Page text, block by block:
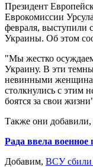
Президент
Еврокомиссии
февраля, выступили
Украины. Об этом
"Мы жестко
Украину. В эти
невинными
столкнулись с этим
боятся за свои
Также они добавили,
Рада ввела
Добавим, ВСУ сбили